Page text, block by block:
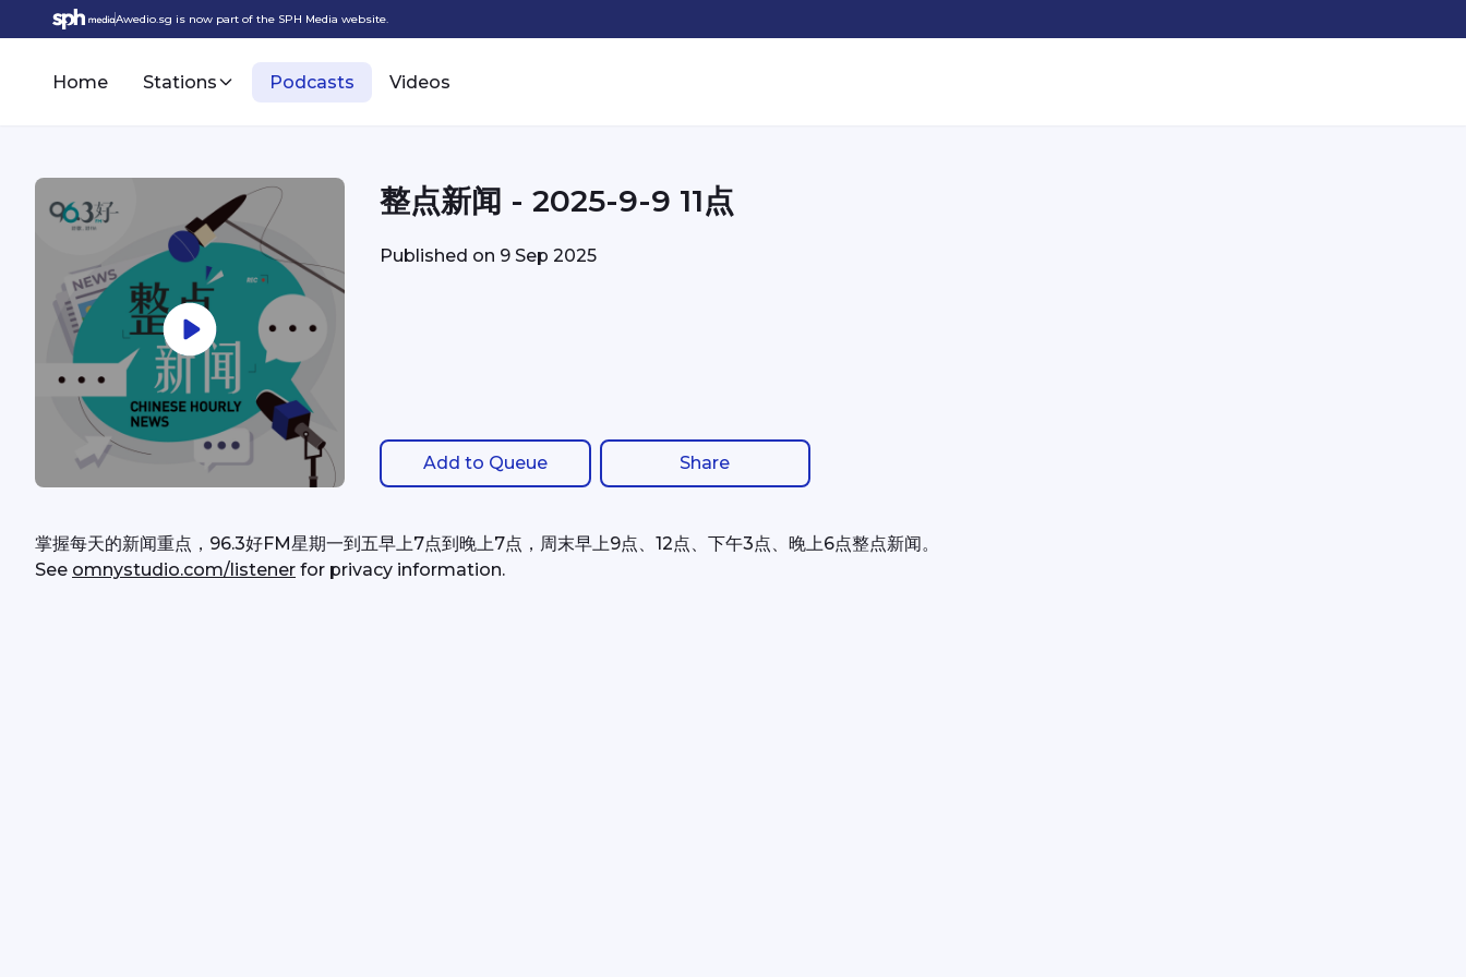
Awedio.sg is now part of the SPH Media website.
Home Stations Podcasts Videos
整点新闻 - 2025-9-9 11点
Published on 9 Sep 2025
Add to Queue Share
掌握每天的新闻重点，96.3好FM星期一到五早上7点到晚上7点，周末早上9点、12点、下午3点、晚上6点整点新闻。
See omnystudio.com/listener for privacy information.